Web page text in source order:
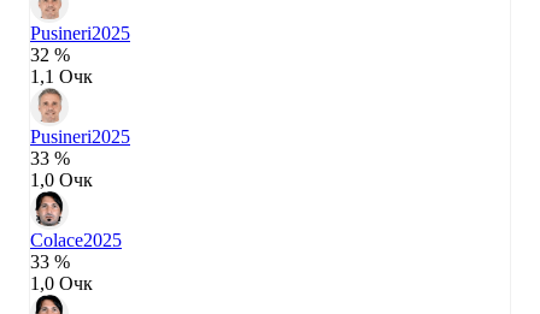
Pusineri2025
32 %
1,1 Очк
Pusineri2025
33 %
1,0 Очк
Colace2025
33 %
1,0 Очк